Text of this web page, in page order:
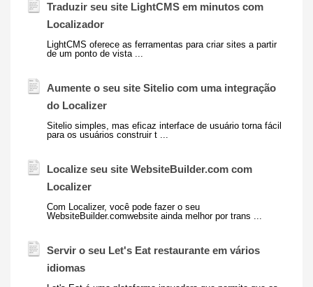
Traduzir seu site LightCMS em minutos com
Localizador
LightCMS oferece as ferramentas para criar sites a partir
de um ponto de vista ...
Aumente o seu site Sitelio com uma integração
do Localizer
Sitelio simples, mas eficaz interface de usuário torna fácil
para os usuários construir t ...
Localize seu site WebsiteBuilder.com com
Localizer
Com Localizer, você pode fazer o seu
WebsiteBuilder.comwebsite ainda melhor por trans ...
Servir o seu Let's Eat restaurante em vários
idiomas